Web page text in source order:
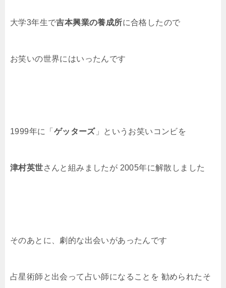
大学3年生で吉本興業の養成所に合格したので
お笑いの世界にはいったんです
1999年に「 ゲッターズ」というお笑いコンビを
津村英世さんと組みましたが 2005年に解散しました
そのあとに、劇的な出会いがあったんです
占星術師と出会って占い師になることを 勧められたそ